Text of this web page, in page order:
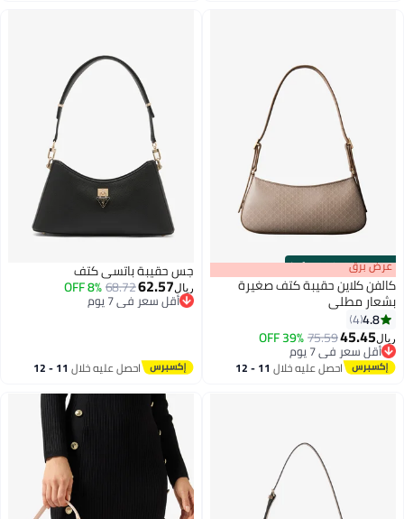
00m:00s
·
100% Left عرض برق
كالفن كلاين حقيبة كتف صغيرة
بشعار مطلي
4.8
4
ريال45.45
75.59
39% OFF
أقل سعر في 7 يوم
أقل سعر في 7 يوماحصل عليه خلال 11 - 12
جس حقيبة باتسي كتف
ريال62.57
68.72
8% OFF
أقل سعر في 7 يوم
احصل عليه خلال 11 - 12